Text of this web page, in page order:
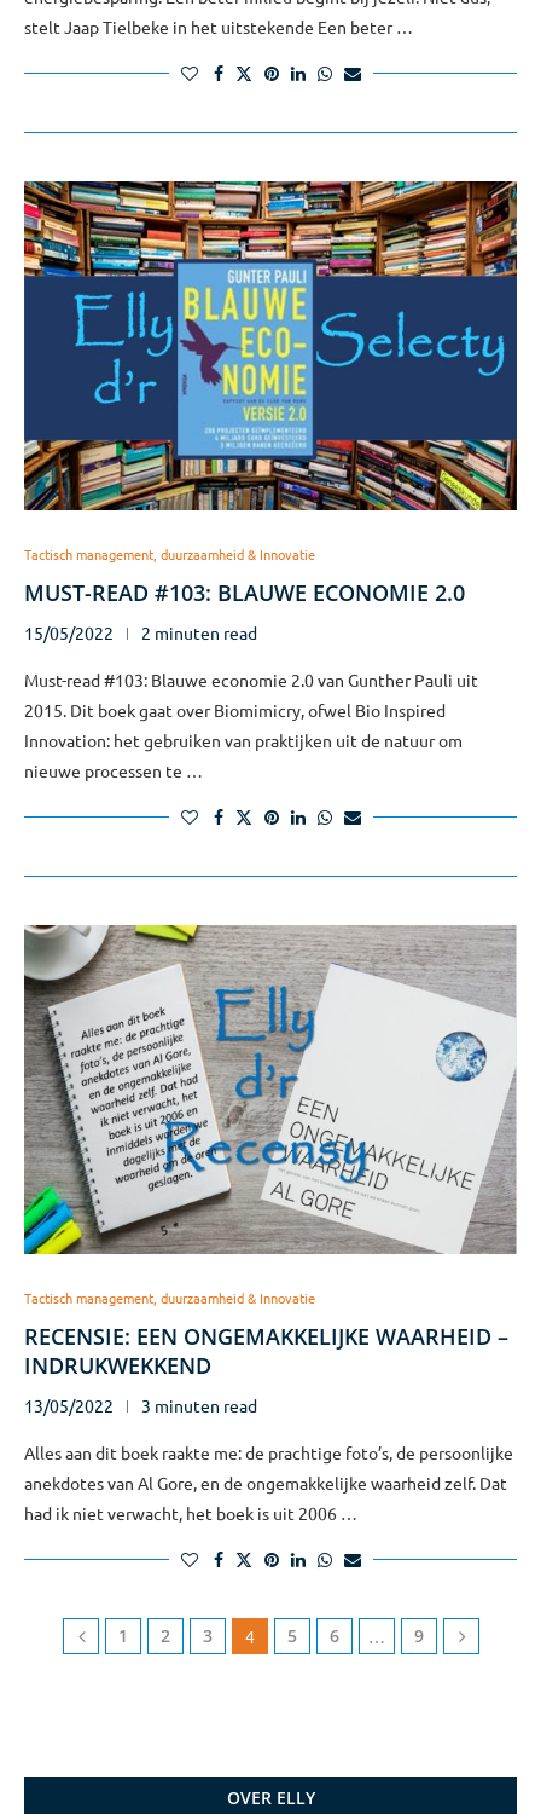
stelt Jaap Tielbeke in het uitstekende Een beter …
Tactisch management, duurzaamheid & Innovatie
MUST-READ #103: BLAUWE ECONOMIE 2.0
15/05/2022 2 minuten read
Must-read #103: Blauwe economie 2.0 van Gunther Pauli uit
2015. Dit boek gaat over Biomimicry, ofwel Bio Inspired
Innovation: het gebruiken van praktijken uit de natuur om
nieuwe processen te …
Tactisch management, duurzaamheid & Innovatie
RECENSIE: EEN ONGEMAKKELIJKE WAARHEID –
INDRUKWEKKEND
13/05/2022 3 minuten read
Alles aan dit boek raakte me: de prachtige foto’s, de persoonlijke
anekdotes van Al Gore, en de ongemakkelijke waarheid zelf. Dat
had ik niet verwacht, het boek is uit 2006 …
1 2 3 4 5 6 … 9
OVER ELLY